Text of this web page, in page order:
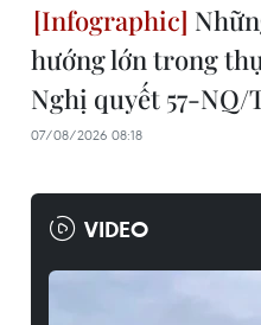
hướng lớn trong
Nghị quyết 57-NQ/
07/08/2026 08:18
VIDEO